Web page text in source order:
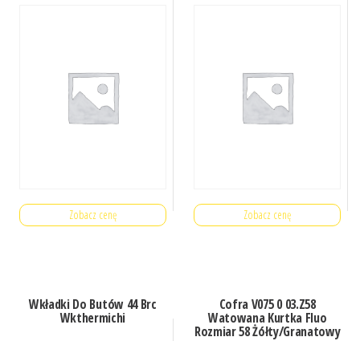
Zobacz cenę Zobacz cenę
Wkładki Do Butów 44 Brc
Wkthermichi
Cofra V075 0 03.Z58
Watowana Kurtka Fluo
Rozmiar 58 Żółty/Granatowy